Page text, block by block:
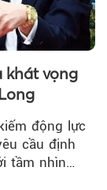
khát vọng
động lực
cầu định
tầm nhìn